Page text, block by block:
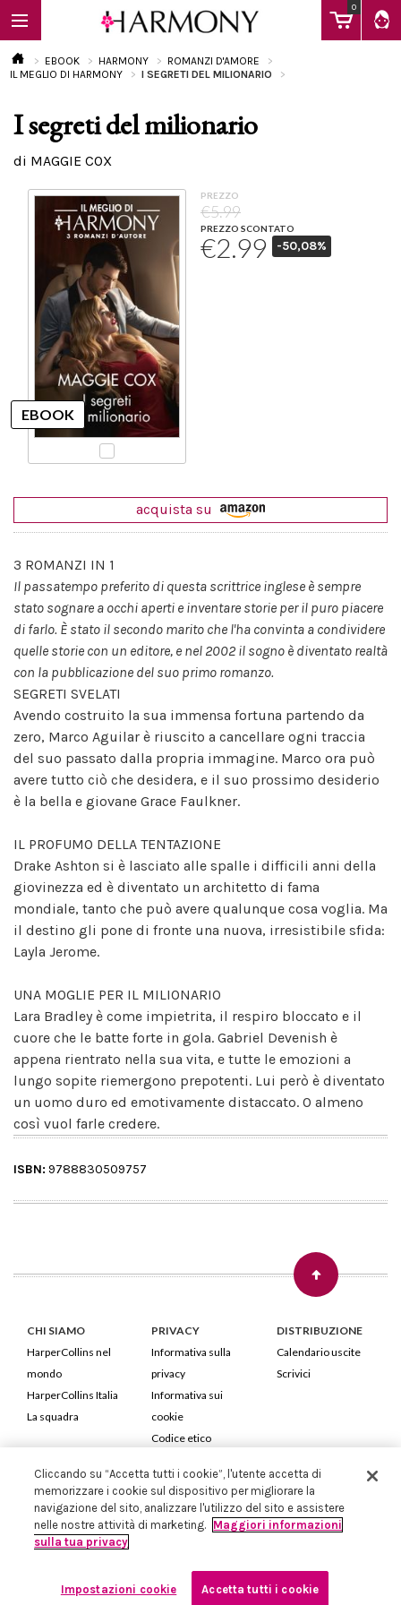
0
EBOOK
EBOOK HARMONY
ROMANZI D'AMORE
IL MEGLIO DI HARMONY
I SEGRETI DEL MILIONARIO
I segreti del milionario
di MAGGIE COX
PREZZO
€5.99
PREZZO SCONTATO
€2.99 -50,08%
acquista su
3 ROMANZI IN 1
Il passatempo preferito di questa scrittrice inglese è sempre
stato sognare a occhi aperti e inventare storie per il puro piacere
di farlo. È stato il secondo marito che l'ha convinta a condividere
quelle storie con un editore, e nel 2002 il sogno è diventato realtà
con la pubblicazione del suo primo romanzo.
SEGRETI SVELATI
Avendo costruito la sua immensa fortuna partendo da
zero, Marco Aguilar è riuscito a cancellare ogni traccia
del suo passato dalla propria immagine. Marco ora può
avere tutto ciò che desidera, e il suo prossimo desiderio
è la bella e giovane Grace Faulkner.
IL PROFUMO DELLA TENTAZIONE
Drake Ashton si è lasciato alle spalle i difficili anni della
giovinezza ed è diventato un architetto di fama
mondiale, tanto che può avere qualunque cosa voglia. Ma
il destino gli pone di fronte una nuova, irresistibile sfida:
Layla Jerome.
UNA MOGLIE PER IL MILIONARIO
Lara Bradley è come impietrita, il respiro bloccato e il
cuore che le batte forte in gola. Gabriel Devenish è
appena rientrato nella sua vita, e tutte le emozioni a
lungo sopite riemergono prepotenti. Lui però è diventato
un uomo duro ed emotivamente distaccato. O almeno
così vuol farle credere.
ISBN: 9788830509757
CHI SIAMO
HarperCollins nel
mondo
HarperCollins Italia
La squadra
PRIVACY
Informativa sulla
privacy
Informativa sui
cookie
Codice etico
DISTRIBUZIONE
Calendario uscite
Scrivici
HarperCollins Italia S.p.A. Viale Monte Nero, 84 - 20135 Milano
Cod. Fiscale e P.IVA 05946780151 - Capitale Sociale 258.250 €
Iscritta in Milano al Registro delle imprese nr.198004 e REA nr.1051898
Cliccando su “Accetta tutti i cookie”, l'utente accetta di
memorizzare i cookie sul dispositivo per migliorare la
navigazione del sito, analizzare l'utilizzo del sito e assistere
nelle nostre attività di marketing. Maggiori informazioni
sulla tua privacy
Impostazioni cookie Accetta tutti i cookie